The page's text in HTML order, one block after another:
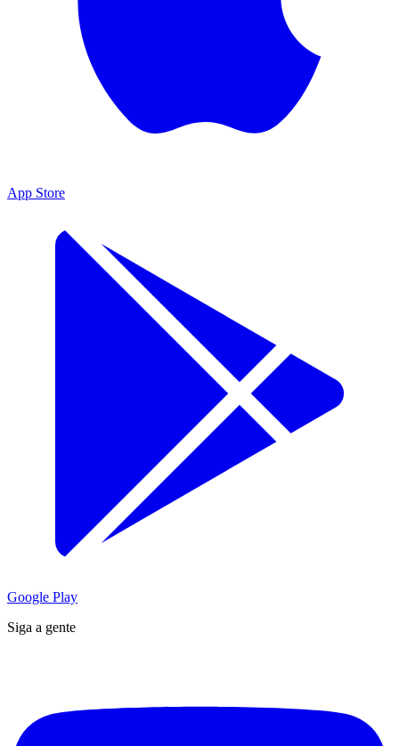
App Store
Google Play
Siga a gente